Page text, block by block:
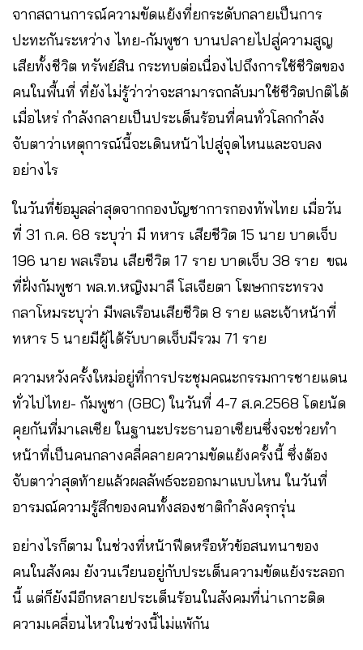
จากสถานการณ์ความขัดแย้งที่ยกระดับกลายเป็นการ
ปะทะกันระหว่าง ไทย-กัมพูชา บานปลายไปสู่ความสูญ
เสียทั้งชีวิต ทรัพย์สิน ​กระทบต่อเนื่องไปถึงการใช้ชีวิตของ
คนในพื้นที่ ที่ยังไม่รู้ว่าว่าจะสามารถกลับมาใช้ชีวิตปกติได้
เมื่อไหร่ กำลังกลายเป็นประเด็นร้อนที่คนทั่วโลกกำลัง
จับตาว่าเหตุการณ์นี้จะเดินหน้าไปสู่จุดไหนและจบลง
อย่างไร ​
ในวันที่ข้อมูลล่าสุดจากกองบัญชาการกองทัพไทย เมื่อวัน
ที่ 31 ก.ค. 68 ระบุว่า มี ทหาร เสียชีวิต 15 นาย บาดเจ็บ
196 นาย พลเรือน เสียชีวิต 17 ราย บาดเจ็บ 38 ราย ขณ
ที่ฝั่งกัมพูชา ​พล.ท.หญิงมาลี โสเจียตา โฆษกกระทรวง
กลาโหม​ระบุว่า มีพลเรือนเสียชีวิต 8 ราย และเจ้าหน้าที่
ทหาร 5 นาย​มีผู้ได้รับบาดเจ็บมีรวม ​71 ราย
ความหวังครั้งใหม่อยู่ที่การประชุมคณะกรรมการชายแดน
ทั่วไปไทย- กัมพูชา (GBC) ในวันที่ 4-7 ส.ค.2568 โดยนัด
คุยกันที่มาเลเซีย ในฐานะประธานอาเซียนซึ่งจะช่วยทำ
หน้าที่เป็นคนกลางคลี่คลายความขัดแย้ง​ครั้งนี้ ซึ่งต้อง
จับตาว่าสุดท้ายแล้วผลลัพธ์จะออกมาแบบไหน ในวันที่
อารมณ์ความรู้สึกของคนทั้งสองชาติกำลังครุกรุ่น
อย่างไรก็ตาม ในช่วงที่หน้าฟีดหรือหัวข้อสนทนาของ
คนในสังคม ยังวนเวียนอยู่กับประเด็นความขัดแย้งระลอก
นี้ แต่ก็ยังมีอีกหลายประเด็นร้อนในสังคมที่น่าเกาะติด
ความเคลื่อนไหวในช่วงนี้ไม่แพ้กัน